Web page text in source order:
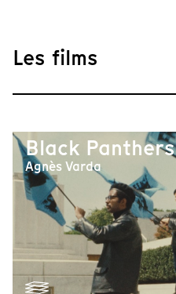
Les films
Black Panthers
Agnès Varda